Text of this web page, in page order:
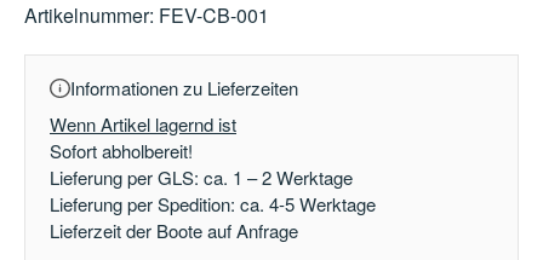
Artikelnummer: FEV-CB-001
Informationen zu Lieferzeiten
Wenn Artikel lagernd ist
Sofort abholbereit!
Lieferung per GLS: ca. 1 – 2 Werktage
Lieferung per Spedition: ca. 4-5 Werktage
Lieferzeit der Boote auf Anfrage